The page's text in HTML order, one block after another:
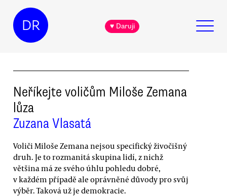
DR ♥ Daruji
Neříkejte voličům Miloše Zemana
lůza
Zuzana Vlasatá
Voliči Miloše Zemana nejsou specifický živočišný
druh. Je to rozmanitá skupina lidí, z nichž
většina má ze svého úhlu pohledu dobré,
v každém případě ale oprávněné důvody pro svůj
výběr. Taková už je demokracie.